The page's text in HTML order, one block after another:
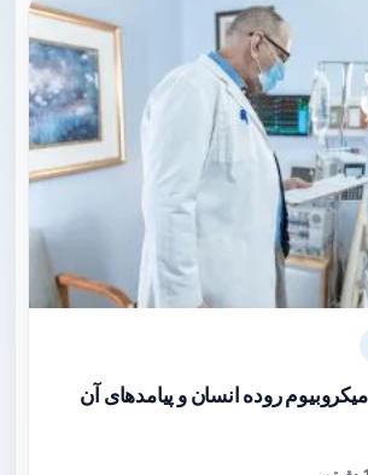
روده انسان و پیامدهای آن